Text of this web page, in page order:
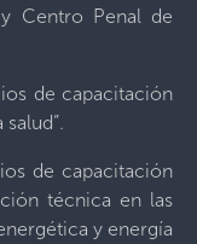
Centro Penal de
de capacitación
de capacitación
técnica en las
y energía